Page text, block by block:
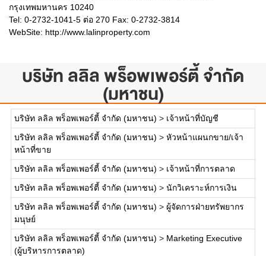
กรุงเทพมหานคร 10240
Tel: 0-2732-1041-5 ต่อ 270 Fax: 0-2732-3814
WebSite: http://www.lalinproperty.com
บริษัท ลลิล พร็อพเพอร์ตี้ จำกัด
(มหาชน)
บริษัท ลลิล พร็อพเพอร์ตี้ จำกัด (มหาชน) > เจ้าหน้าที่บัญชี
บริษัท ลลิล พร็อพเพอร์ตี้ จำกัด (มหาชน) > หัวหน้าแผนกขาย/เจ้า
หน้าที่ขาย
บริษัท ลลิล พร็อพเพอร์ตี้ จำกัด (มหาชน) > เจ้าหน้าที่การตลาด
บริษัท ลลิล พร็อพเพอร์ตี้ จำกัด (มหาชน) > นักวิเคราะห์การเงิน
บริษัท ลลิล พร็อพเพอร์ตี้ จำกัด (มหาชน) > ผู้จัดการฝ่ายทรัพยากร
มนุษย์
บริษัท ลลิล พร็อพเพอร์ตี้ จำกัด (มหาชน) > Marketing Executive
(ผู้บริหารการตลาด)